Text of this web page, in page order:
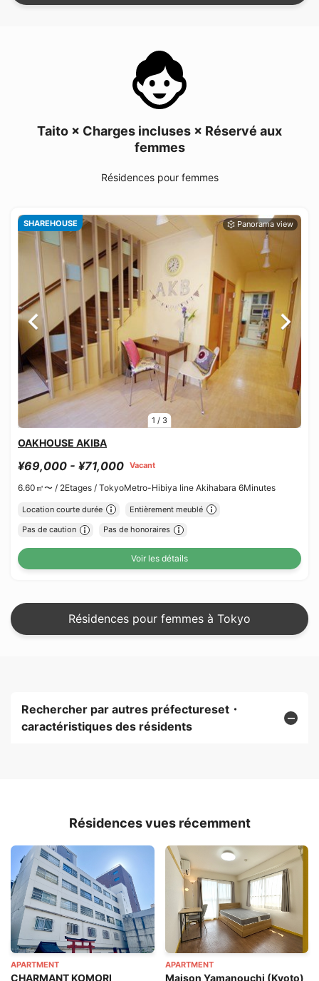
Taito × Charges incluses × Réservé aux
femmes
Résidences pour femmes
1 / 3
SHAREHOUSE
OAKHOUSE AKIBA
¥69,000 - ¥71,000 Vacant
6.60㎡〜 / 2Etages / TokyoMetro-Hibiya line Akihabara 6Minutes
Location courte durée Entièrement meublé
Pas de caution Pas de honoraires
Voir les détails
Résidences pour femmes à Tokyo
Rechercher par autres préfectureset・
caractéristiques des résidents
Résidences vues récemment
APARTMENT
CHARMANT KOMORI
APARTMENT
Maison Yamanouchi (Kyoto)